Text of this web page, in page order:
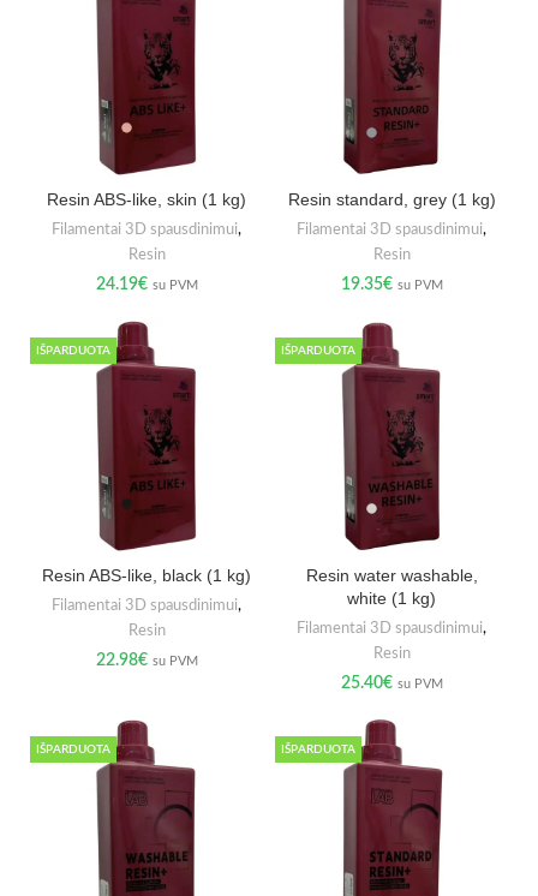
Resin ABS-like, skin (1 kg)
Filamentai 3D spausdinimui,
Resin
24.19€ su PVM
Resin standard, grey (1 kg)
Filamentai 3D spausdinimui,
Resin
19.35€ su PVM
IŠPARDUOTA
Resin ABS-like, black (1 kg)
Filamentai 3D spausdinimui,
Resin
22.98€ su PVM
IŠPARDUOTA
Resin water washable,
white (1 kg)
Filamentai 3D spausdinimui,
Resin
25.40€ su PVM
IŠPARDUOTA IŠPARDUOTA